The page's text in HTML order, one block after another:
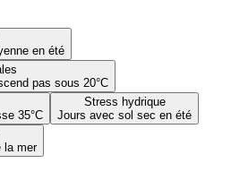
en été
pas sous 20°C
35°C
Stress hydrique
Jours avec sol sec en été
la mer